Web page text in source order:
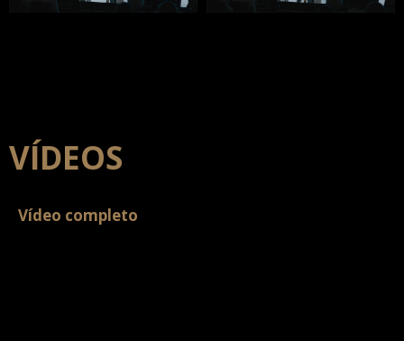
VÍDEOS
Vídeo completo